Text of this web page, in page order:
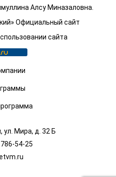
Алсу Миназаловна.
Официальный сайт
сайта
Мира, д. 32 Б
54-25